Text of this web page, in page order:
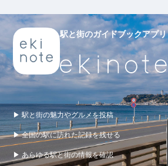
駅と街のガイドブックアプリ
▶ 駅と街の魅力やグルメを投稿
▶ 全国の駅に訪れた記録を残せる
▶ あらゆる駅と街の情報を確認